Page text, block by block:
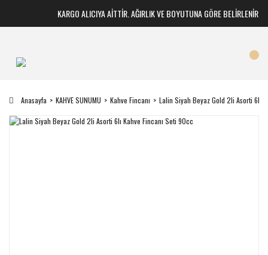
KARGO ALICIYA AİTTİR. AĞIRLIK VE BOYUTUNA GÖRE BELİRLENİR
Anasayfa KAHVE SUNUMU Kahve Fincanı Lalin Siyah Beyaz Gold 2li Asorti 6lı